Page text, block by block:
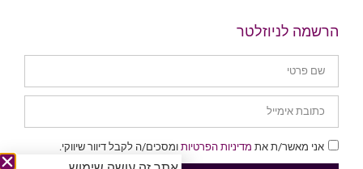
הרשמה לניוזלטר
אני מאשר/ת את מדיניות הפרטיות ומסכים/ה לקבל דיוור שיווקי.